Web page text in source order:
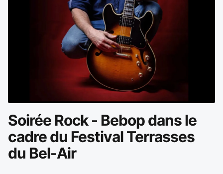
Soirée Rock - Bebop dans le
cadre du Festival Terrasses
du Bel-Air